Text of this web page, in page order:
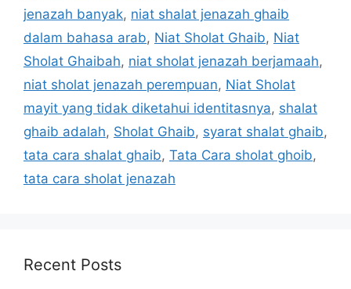
jenazah banyak, niat shalat jenazah ghaib
dalam bahasa arab, Niat Sholat Ghaib, Niat
Sholat Ghaibah, niat sholat jenazah berjamaah,
niat sholat jenazah perempuan, Niat Sholat
mayit yang tidak diketahui identitasnya, shalat
ghaib adalah, Sholat Ghaib, syarat shalat ghaib,
tata cara shalat ghaib, Tata Cara sholat ghoib,
tata cara sholat jenazah
Recent Posts